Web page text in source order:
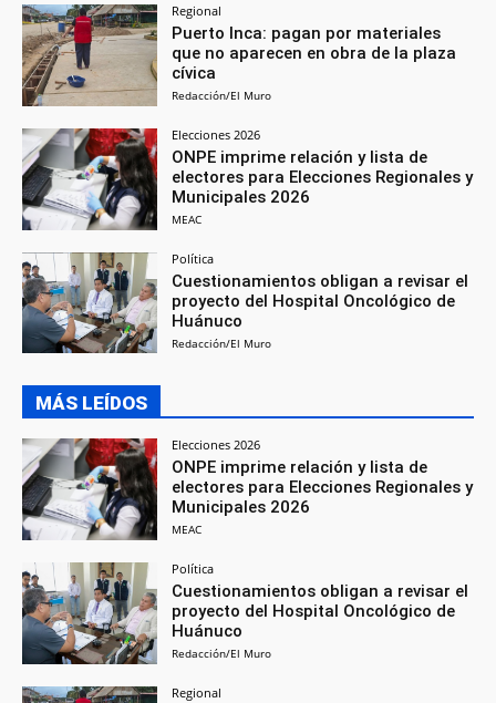
Regional
Puerto Inca: pagan por materiales
que no aparecen en obra de la plaza
cívica
Redacción/El Muro
Elecciones 2026
ONPE imprime relación y lista de
electores para Elecciones Regionales y
Municipales 2026
MEAC
Política
Cuestionamientos obligan a revisar el
proyecto del Hospital Oncológico de
Huánuco
Redacción/El Muro
MÁS LEÍDOS
Elecciones 2026
ONPE imprime relación y lista de
electores para Elecciones Regionales y
Municipales 2026
MEAC
Política
Cuestionamientos obligan a revisar el
proyecto del Hospital Oncológico de
Huánuco
Redacción/El Muro
Regional